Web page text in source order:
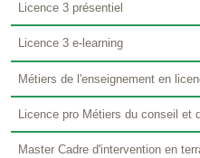
Licence 3 présentiel
Licence 3 e-learning
Métiers de l'enseignement en
Licence pro Métiers du conseil et
Master Cadre d'intervention en